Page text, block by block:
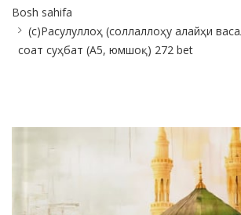
Breadcrumb
Bosh sahifa
(с)Расулуллоҳ (соллаллоҳу алайҳи
соат суҳбат (А5, юмшоқ) 272 bet